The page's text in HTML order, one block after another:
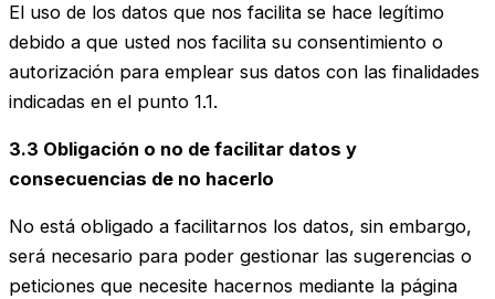
El uso de los datos que nos facilita se hace legítimo
debido a que usted nos facilita su consentimiento o
autorización para emplear sus datos con las finalidades
indicadas en el punto 1.1.
3.3 Obligación o no de facilitar datos y
consecuencias de no hacerlo
No está obligado a facilitarnos los datos, sin embargo,
será necesario para poder gestionar las sugerencias o
peticiones que necesite hacernos mediante la página